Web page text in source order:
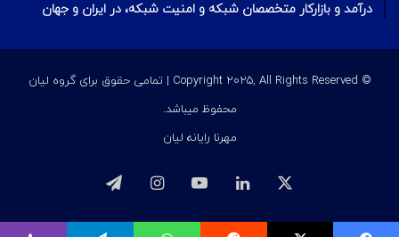
درآمد و بازارکار متخصصان شبکه و امنیت شبکه، در ایران و جهان
© Copyright 2025, All Rights Reserved | تمامی حقوق برای گروه لیان
محفوظ میباشد.
مهرنا رایانه لیان
ایکس لینکداین یوتیوب اینستاگرام